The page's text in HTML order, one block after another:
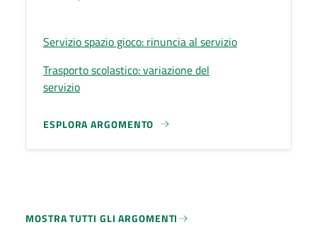
Servizio spazio gioco: rinuncia al servizio
Trasporto scolastico: variazione del
servizio
ESPLORA ARGOMENTO
MOSTRA TUTTI GLI ARGOMENTI